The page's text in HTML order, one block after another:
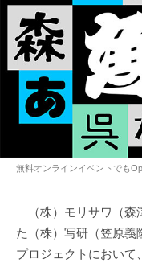
無料オンラインイベントでも
（株）モリサワ（森
た（株）写研（笠原義
プロジェクトにおいて